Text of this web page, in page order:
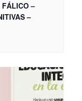
FÁLICO –
–